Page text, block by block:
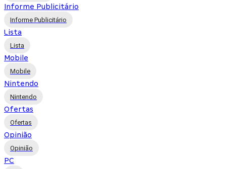
Informe Publicitário
Informe Publicitário
Lista
Lista
Mobile
Mobile
Nintendo
Nintendo
Ofertas
Ofertas
Opinião
Opinião
PC